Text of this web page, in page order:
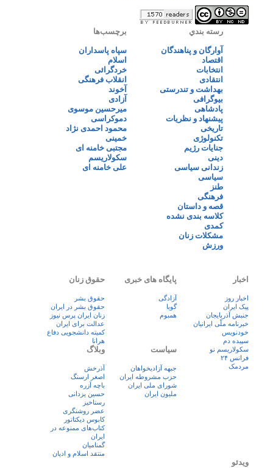
رسته بندي
آوارگان و پناهندگان
اقتصاد
انتخابات
انتقادی
بهداشت و تندرستی
بیوگرافی
پادشاهی
پیشنهاد و نظریات
تاریخی
تکنولوژی
جنایات رژیم
دینی
زندانی سیاسی
سیاسی
طنز
فرهنگی
قصه و داستان
کلاسه بندی نشده
کمدی
مشکلات زنان
ورزش
برچسب‌ها
سپاه پاسداران
اسلام
خردگرائی
انقلاب فرهنگی
آخوند
آزادی
میرحسین موسوی
دموکراسی
محمود احمدی نژاد
خمینی
مجتبی خامنه ای
سکولاریسم
علی خامنه ای
اخبار
اخبار روز
پيک ايران
جنبش آذربایجان
خبرنامه ملّی ایرانیان
خودنویس
سپیده دم
سکولاریسم نو
فرانس ۲۴
مردمک
پایگاه های خبری
آزادگی
گویا
همبوم
حقوق زنان
حقوق بشر
حقوق بشر در ایران
زنان ايران پرس نيوز
عدالت برای ایران
کمیته دانشجویی دفاع
هرانا
سیاست
جبهه آزادیخواهان
حزب مشروطه ایران
شورای ملی ایران
ملیون ایران
وبلاگ
آذرخش
اصغر ارسنگ
باچه آزره
حسین یزدانی
رستاخیز
عضر روشنگری
کابوس دیکتاتور
کتاب‌های ممنوعه در
ایران
گمنامیان
منتقد اسلام و ادیان
ویدئو